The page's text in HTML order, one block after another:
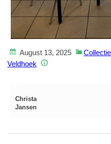
August 13, 2025
Veldhoek
Christa
Jansen